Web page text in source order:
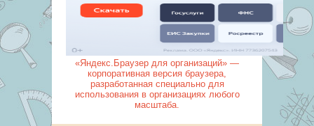
«Яндекс.Браузер для организаций» —
корпоративная версия браузера,
разработанная специально для
использования в организациях любого
масштаба.